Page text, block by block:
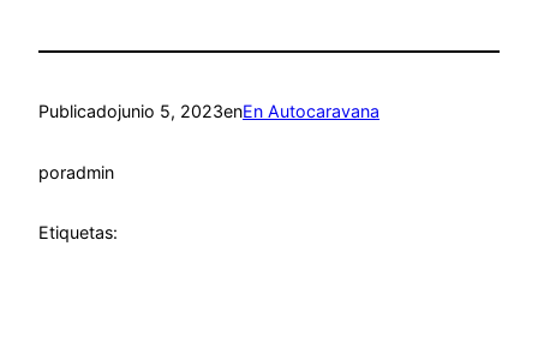
Publicadojunio 5, 2023enEn Autocaravana
poradmin
Etiquetas: